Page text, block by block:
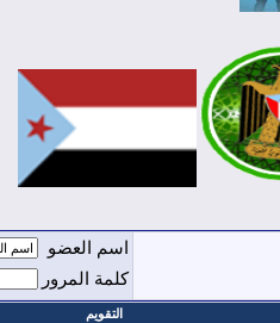
اسم العضو
كلمة المرور
التقويم